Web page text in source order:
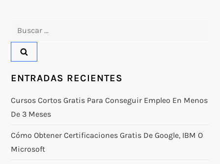
g
a
c
i
n
ENTRADAS RECIENTES
Cursos Cortos Gratis Para Conseguir Empleo En Menos
De 3 Meses
Cómo Obtener Certificaciones Gratis De Google, IBM O
Microsoft